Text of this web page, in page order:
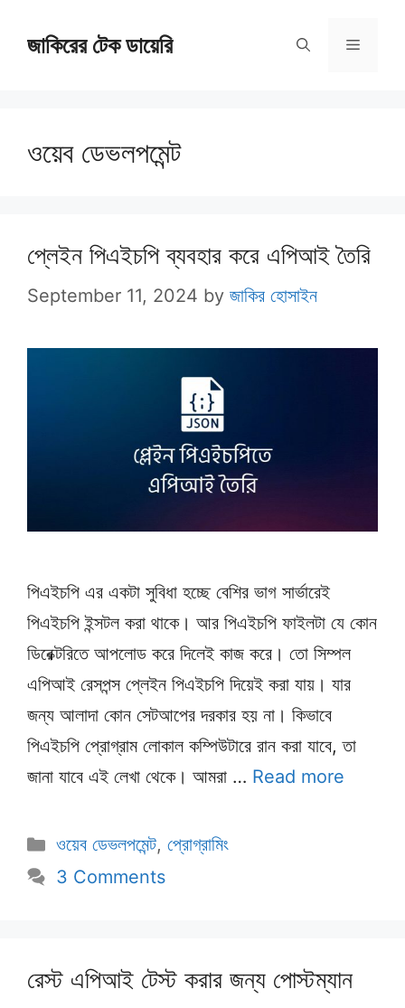
জাকিরের টেক ডায়েরি Menu
ওয়েব ডেভলপমেন্ট
প্লেইন পিএইচপি ব্যবহার করে এপিআই তৈরি
September 11, 2024 by জাকির হোসাইন
পিএইচপি এর একটা সুবিধা হচ্ছে বেশির ভাগ সার্ভারেই
পিএইচপি ইন্সটল করা থাকে। আর পিএইচপি ফাইলটা যে কোন
ডিরেক্টরিতে আপলোড করে দিলেই কাজ করে। তো সিম্পল
এপিআই রেসপন্স প্লেইন পিএইচপি দিয়েই করা যায়। যার
জন্য আলাদা কোন সেটআপের দরকার হয় না। কিভাবে
পিএইচপি প্রোগ্রাম লোকাল কম্পিউটারে রান করা যাবে, তা
জানা যাবে এই লেখা থেকে। আমরা … Read more
Categories
ওয়েব ডেভলপমেন্ট, প্রোগ্রামিং
3 Comments
রেস্ট এপিআই টেস্ট করার জন্য পোস্টম্যান